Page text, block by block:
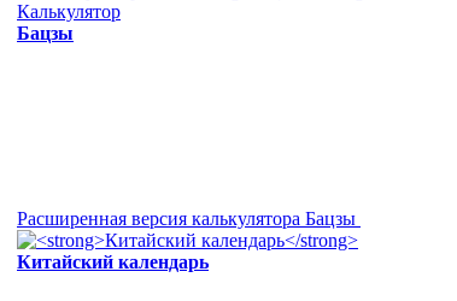
Калькулятор
Бацзы
Расширенная версия калькулятора Бацзы
Китайский календарь